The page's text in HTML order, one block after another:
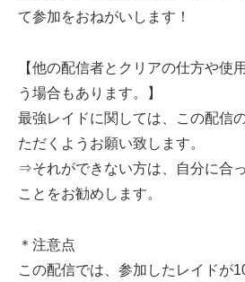
て参加をおねがいします！
【他の配信者とクリアの仕方や使
う場合もあります。】
最強レイドに関しては、この配信
ただくようお願い致します。
⇒それができない方は、自分に合
ことをお勧めします。
＊注意点
この配信では、参加したレイドが